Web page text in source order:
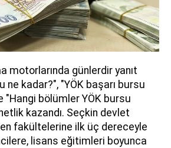
motorlarında günlerdir yanıt
ne kadar?", "YÖK başarı bursu
"Hangi bölümler YÖK bursu
kazandı. Seçkin devlet
fakültelerine ilk üç dereceyle
lisans eğitimleri boyunca